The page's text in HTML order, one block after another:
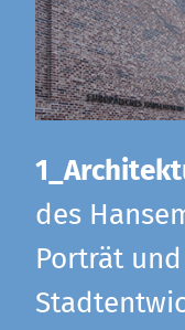
des
Porträt